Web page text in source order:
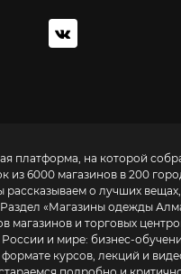
платформа, на которой
из 6000 магазинов в 200
рассказываем о лучших
«Магазины одежды
центров. BE IN OPEN – это журнал о том,
и мире: бизнес-обучение в
курсов, лекций и